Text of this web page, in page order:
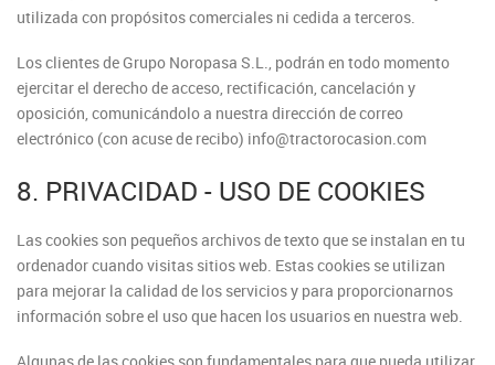
utilizada con propósitos comerciales ni cedida a terceros.
Los clientes de Grupo Noropasa S.L., podrán en todo momento
ejercitar el derecho de acceso, rectificación, cancelación y
oposición, comunicándolo a nuestra dirección de correo
electrónico (con acuse de recibo) info@tractorocasion.com
8. PRIVACIDAD - USO DE COOKIES
Las cookies son pequeños archivos de texto que se instalan en tu
ordenador cuando visitas sitios web. Estas cookies se utilizan
para mejorar la calidad de los servicios y para proporcionarnos
información sobre el uso que hacen los usuarios en nuestra web.